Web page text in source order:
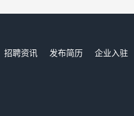
招聘资讯 发布简历 企业入驻